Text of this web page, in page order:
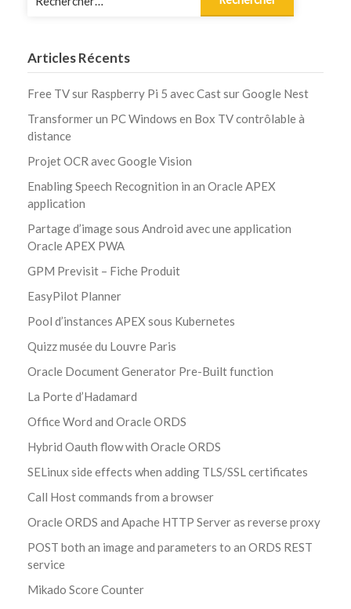
Articles Récents
Free TV sur Raspberry Pi 5 avec Cast sur Google Nest
Transformer un PC Windows en Box TV contrôlable à
distance
Projet OCR avec Google Vision
Enabling Speech Recognition in an Oracle APEX
application
Partage d’image sous Android avec une application
Oracle APEX PWA
GPM Previsit – Fiche Produit
EasyPilot Planner
Pool d’instances APEX sous Kubernetes
Quizz musée du Louvre Paris
Oracle Document Generator Pre-Built function
La Porte d’Hadamard
Office Word and Oracle ORDS
Hybrid Oauth flow with Oracle ORDS
SELinux side effects when adding TLS/SSL certificates
Call Host commands from a browser
Oracle ORDS and Apache HTTP Server as reverse proxy
POST both an image and parameters to an ORDS REST
service
Mikado Score Counter